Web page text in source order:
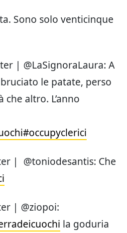
Sono solo venticinque
| @LaSignoraLaura: A
le patate, perso
che altro. L’anno
#occupyclerici
| @toniodesantis: Che
| @ziopoi:
la goduria